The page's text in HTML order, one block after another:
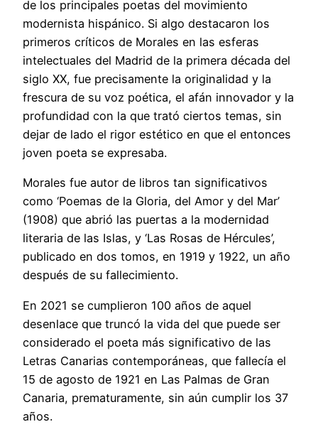
de los principales poetas del movimiento
modernista hispánico. Si algo destacaron los
primeros críticos de Morales en las esferas
intelectuales del Madrid de la primera década del
siglo XX, fue precisamente la originalidad y la
frescura de su voz poética, el afán innovador y la
profundidad con la que trató ciertos temas, sin
dejar de lado el rigor estético en que el entonces
joven poeta se expresaba.
Morales fue autor de libros tan significativos
como ‘Poemas de la Gloria, del Amor y del Mar’
(1908) que abrió las puertas a la modernidad
literaria de las Islas, y ‘Las Rosas de Hércules’,
publicado en dos tomos, en 1919 y 1922, un año
después de su fallecimiento.
En 2021 se cumplieron 100 años de aquel
desenlace que truncó la vida del que puede ser
considerado el poeta más significativo de las
Letras Canarias contemporáneas, que fallecía el
15 de agosto de 1921 en Las Palmas de Gran
Canaria, prematuramente, sin aún cumplir los 37
años.